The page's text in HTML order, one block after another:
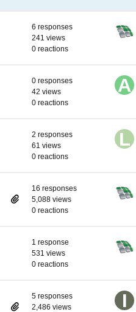
6 responses
241 views
0 reactions
0 responses
42 views
0 reactions
2 responses
61 views
0 reactions
16 responses
5,088 views
0 reactions
1 response
531 views
0 reactions
5 responses
2,486 views